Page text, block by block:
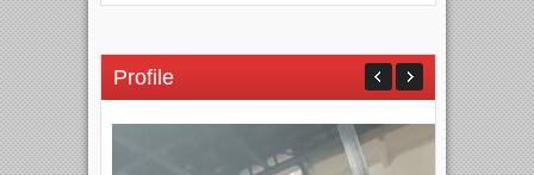
Profile